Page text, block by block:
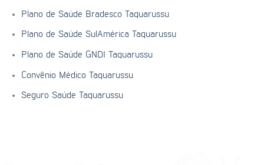
Plano de Saúde Bradesco Taquarussu
Plano de Saúde SulAmérica Taquarussu
Plano de Saúde GNDI Taquarussu
Convênio Médico Taquarussu
Seguro Saúde Taquarussu